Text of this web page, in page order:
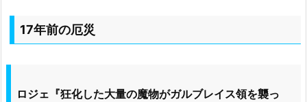
17年前の厄災
ロジェ『狂化した大量の魔物がガルブレイス領を襲っ